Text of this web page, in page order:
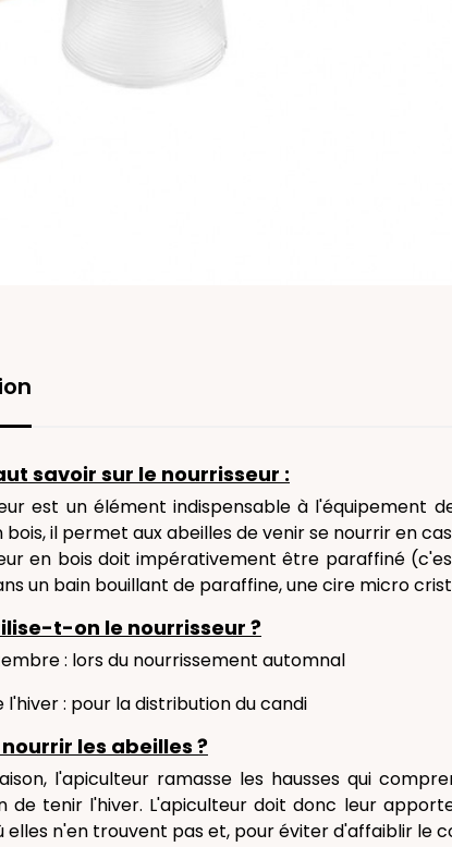
savoir sur le nourrisseur :
est un élément indispensable à l'équipement
il permet aux abeilles de venir se nourrir en
en bois doit impérativement être paraffiné
un bain bouillant de paraffine, une cire micro
t-on le nourrisseur ?
: lors du nourrissement automnal
l'hiver : pour la distribution du candi
les abeilles ?
l'apiculteur ramasse les hausses qui
de tenir l'hiver. L'apiculteur doit donc leur
elles n'en trouvent pas et, pour éviter d'affaiblir le